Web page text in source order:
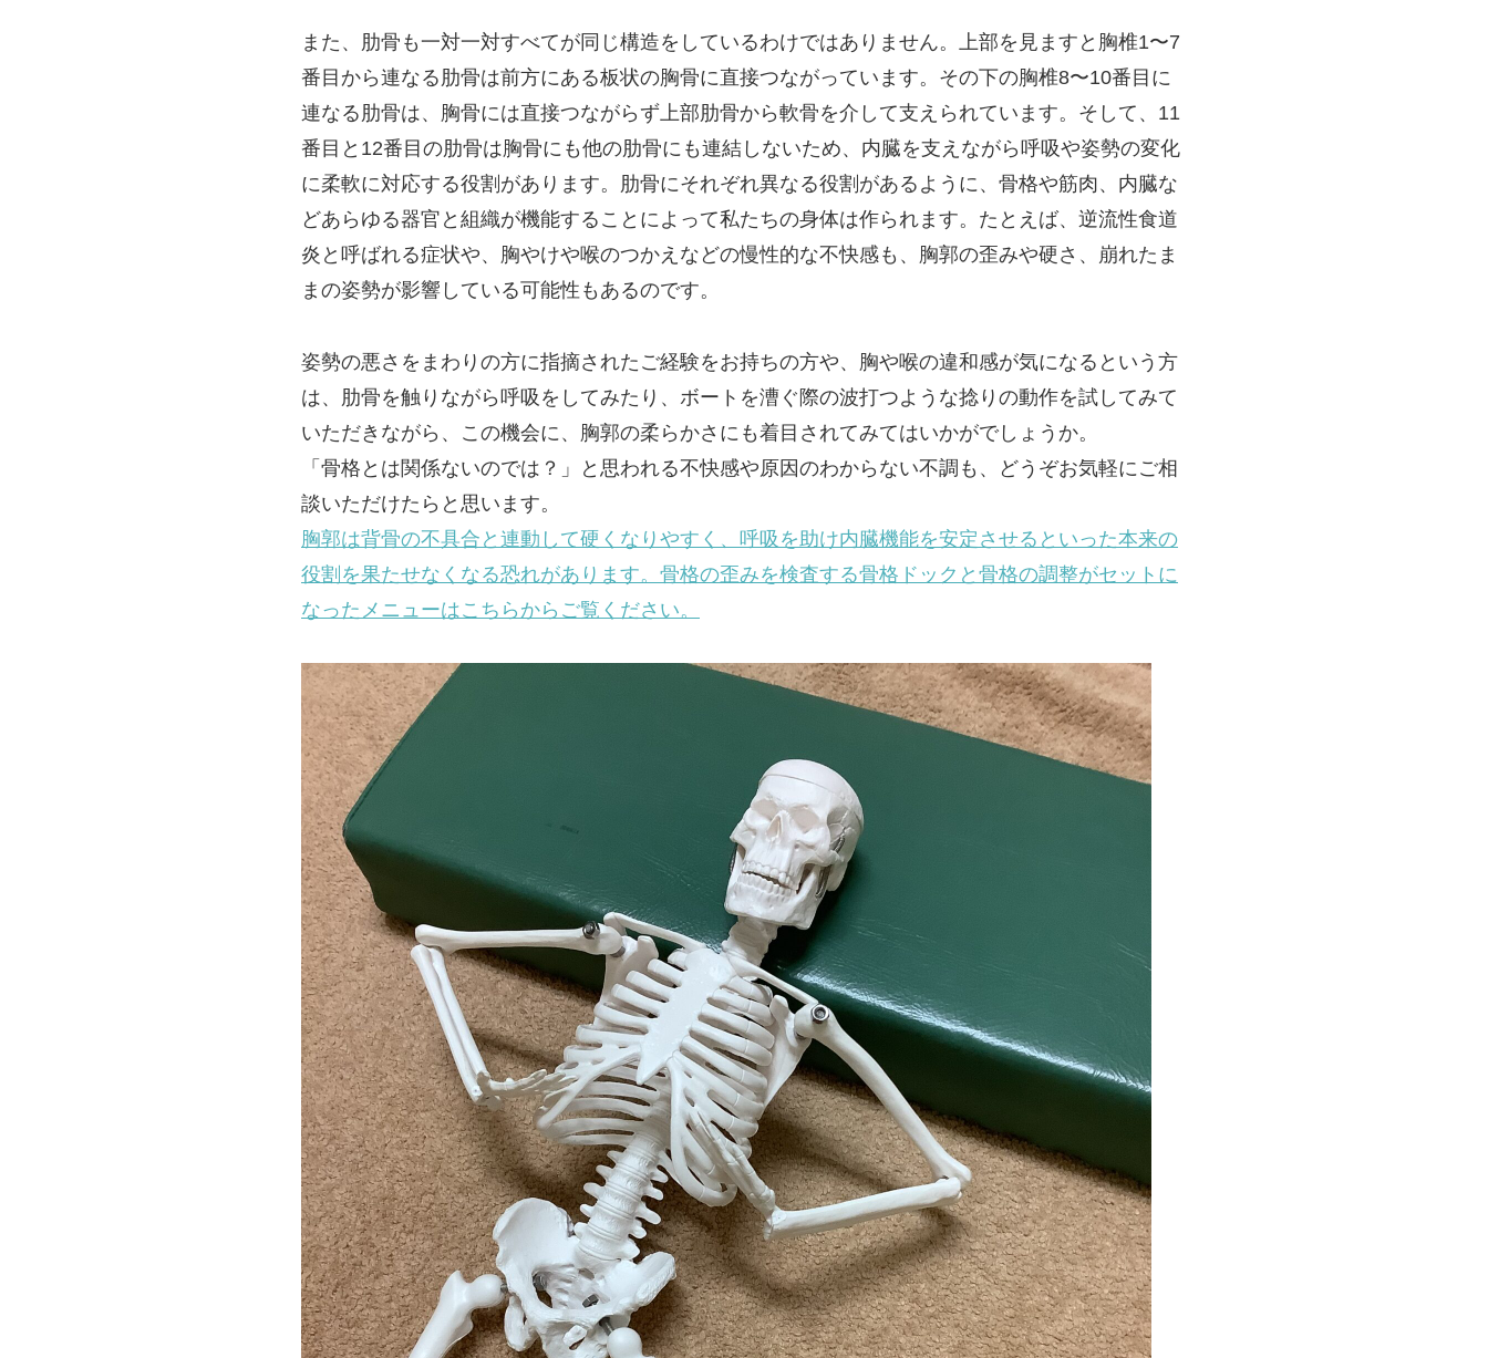
また、肋骨も一対一対すべてが同じ構造をしているわけではありません。上部を見ますと胸椎1〜7
番目から連なる肋骨は前方にある板状の胸骨に直接つながっています。その下の胸椎8〜10番目に
連なる肋骨は、胸骨には直接つながらず上部肋骨から軟骨を介して支えられています。そして、11
番目と12番目の肋骨は胸骨にも他の肋骨にも連結しないため、内臓を支えながら呼吸や姿勢の変化
に柔軟に対応する役割があります。肋骨にそれぞれ異なる役割があるように、骨格や筋肉、内臓な
どあらゆる器官と組織が機能することによって私たちの身体は作られます。たとえば、逆流性食道
炎と呼ばれる症状や、胸やけや喉のつかえなどの慢性的な不快感も、胸郭の歪みや硬さ、崩れたま
まの姿勢が影響している可能性もあるのです。
姿勢の悪さをまわりの方に指摘されたご経験をお持ちの方や、胸や喉の違和感が気になるという方
は、肋骨を触りながら呼吸をしてみたり、ボートを漕ぐ際の波打つような捻りの動作を試してみて
いただきながら、この機会に、胸郭の柔らかさにも着目されてみてはいかがでしょうか。
「骨格とは関係ないのでは？」と思われる不快感や原因のわからない不調も、どうぞお気軽にご相
談いただけたらと思います。
胸郭は背骨の不具合と連動して硬くなりやすく、呼吸を助け内臓機能を安定させるといった本来の
役割を果たせなくなる恐れがあります。骨格の歪みを検査する骨格ドックと骨格の調整がセットに
なったメニューはこちらからご覧ください。